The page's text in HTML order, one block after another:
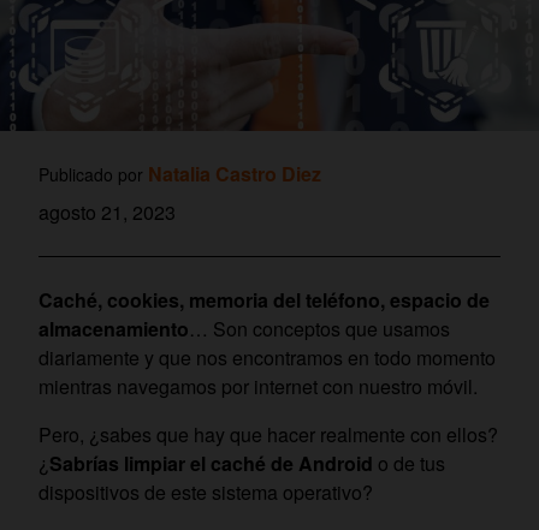
Publicado por Natalia Castro Diez
agosto 21, 2023
Caché, cookies, memoria del teléfono, espacio de
almacenamiento… Son conceptos que usamos
diariamente y que nos encontramos en todo momento
mientras navegamos por internet con nuestro móvil.
Pero, ¿sabes que hay que hacer realmente con ellos?
¿ Sabrías limpiar el caché de Android o de tus
dispositivos de este sistema operativo?